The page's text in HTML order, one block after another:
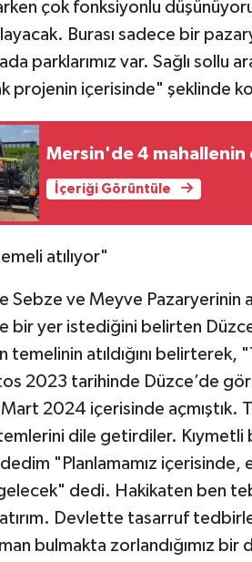
çok fonksiyonlu
Burası sadece bir
parklarımız var. Sağlı sollu
projenin içerisinde" şeklinde
Mersin'de 4 mahallenin
İçeriği Görüntüle
atılıyor"
Sebze ve Meyve Pazaryerinin
bir yer istediğini belirten Düzce
temelinin atıldığını
2023 tarihinde Düzce’de
2024 içerisinde açmıştık.
dile getirdiler. Kıymetli
"Planlamamız içerisinde,
dedi. Hakikaten ben
Devlette tasarruf
bulmakta zorlandığımız bir